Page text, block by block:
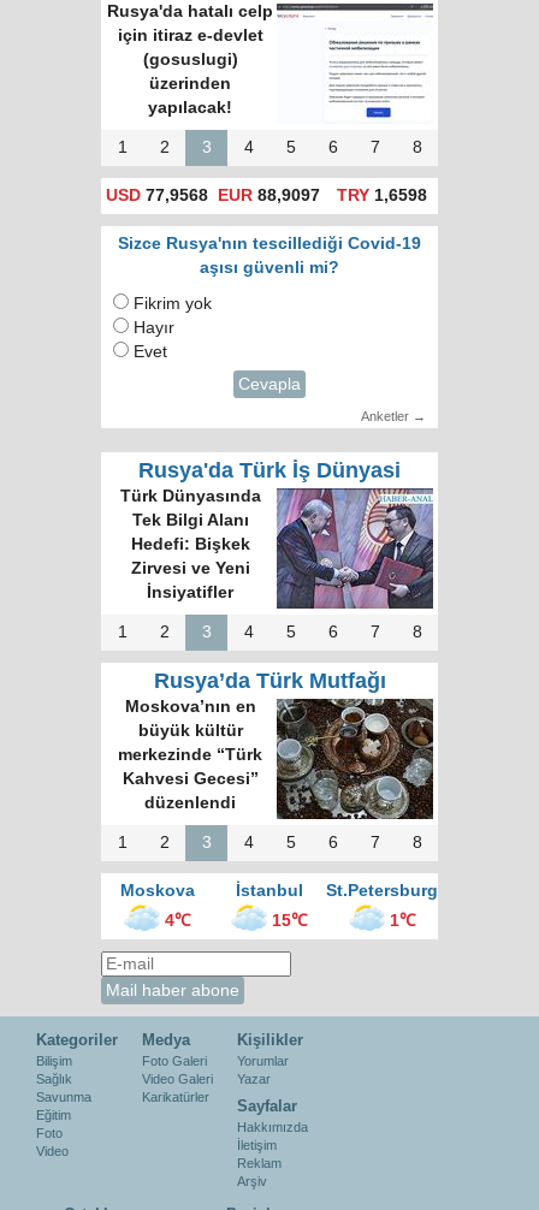
Rusya'da hatalı celp
için itiraz e-devlet
(gosuslugi)
üzerinden
yapılacak!
1 2 3 4 5 6 7 8
USD 77,9568 EUR 88,9097 TRY1,6598
Sizce Rusya'nın tescillediği Covid-19
aşısı güvenli mi?
Fikrim yok
Hayır
Evet
Cevapla
Anketler →
Rusya'da Türk İş Dünyasi
Türk Dünyasında
Tek Bilgi Alanı
Hedefi: Bişkek
Zirvesi ve Yeni
İnsiyatifler
1 2 3 4 5 6 7 8
Rusya’da Türk Mutfağı
Moskova’nın en
büyük kültür
merkezinde “Türk
Kahvesi Gecesi”
düzenlendi
1 2 3 4 5 6 7 8
Moskova İstanbul
St.Petersburg
4℃
15℃ 1℃
Kategoriler
Bilişim
Sağlık
Savunma
Eğitim
Foto
Video
Medya
Foto Galeri
Video Galeri
Karikatürler
Kişilikler
Yorumlar
Yazar
Sayfalar
Hakkımızda
İletişim
Reklam
Arşiv